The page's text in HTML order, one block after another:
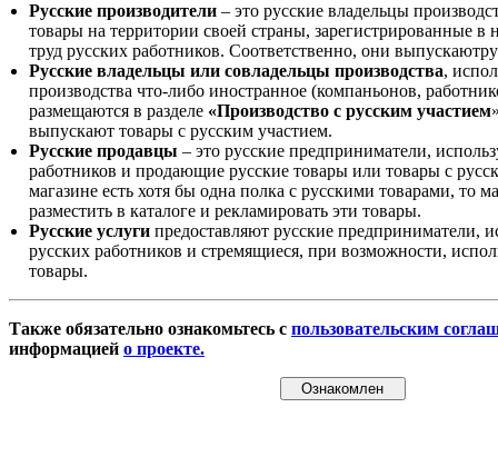
Русские производители – это русские владельцы
товары на территории своей страны, зарегистрированные
труд русских работников. Соответственно, они
Русские владельцы или совладельцы производства,
производства что-либо иностранное (компаньонов,
размещаются в разделе «Производство с русским участием
выпускают товары с русским участием.
Русские продавцы – это русские предприниматели,
работников и продающие русские товары или товары с
магазине есть хотя бы одна полка с русскими товарами, то
разместить в каталоге и рекламировать эти товары.
Русские услуги предоставляют русские предприниматели,
русских работников и стремящиеся, при возможности,
товары.
Также обязательно ознакомьтесь с пользовательским
информацией о проекте.
Ознакомлен